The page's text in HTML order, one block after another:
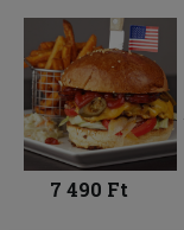
7 490 Ft